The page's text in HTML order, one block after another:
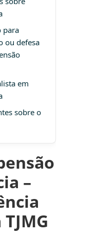
para
ou defesa
em
sobre o
–